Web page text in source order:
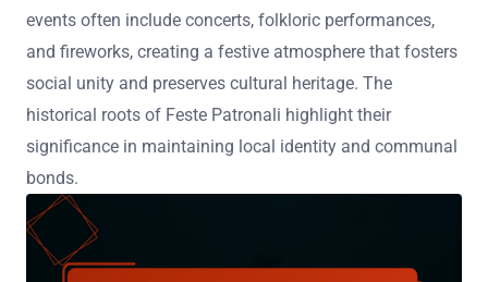
events often include concerts, folkloric performances,
and fireworks, creating a festive atmosphere that fosters
social unity and preserves cultural heritage. The
historical roots of Feste Patronali highlight their
significance in maintaining local identity and communal
bonds.